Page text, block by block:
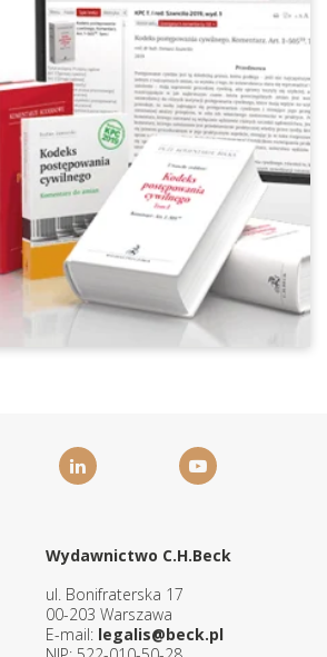
Wydawnictwo C.H.Beck
ul. Bonifraterska 17
00-203 Warszawa
E-mail: legalis@beck.pl